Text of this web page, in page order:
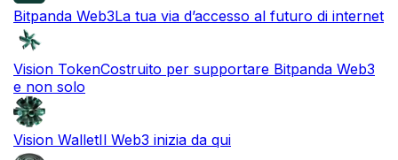
Bitpanda Web3La tua via d’accesso al futuro di internet
Vision TokenCostruito per supportare Bitpanda Web3
e non solo
Vision WalletIl Web3 inizia da qui